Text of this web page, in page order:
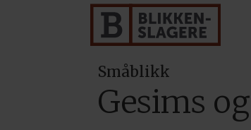
Småblikk
Gesims